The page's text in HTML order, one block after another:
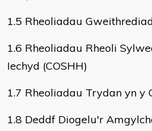
1.5 Rheoliadau
1.6 Rheoliadau Rheoli
Iechyd (COSHH)
1.7 Rheoliadau Trydan yn y
1.8 Deddf Diogelu'r